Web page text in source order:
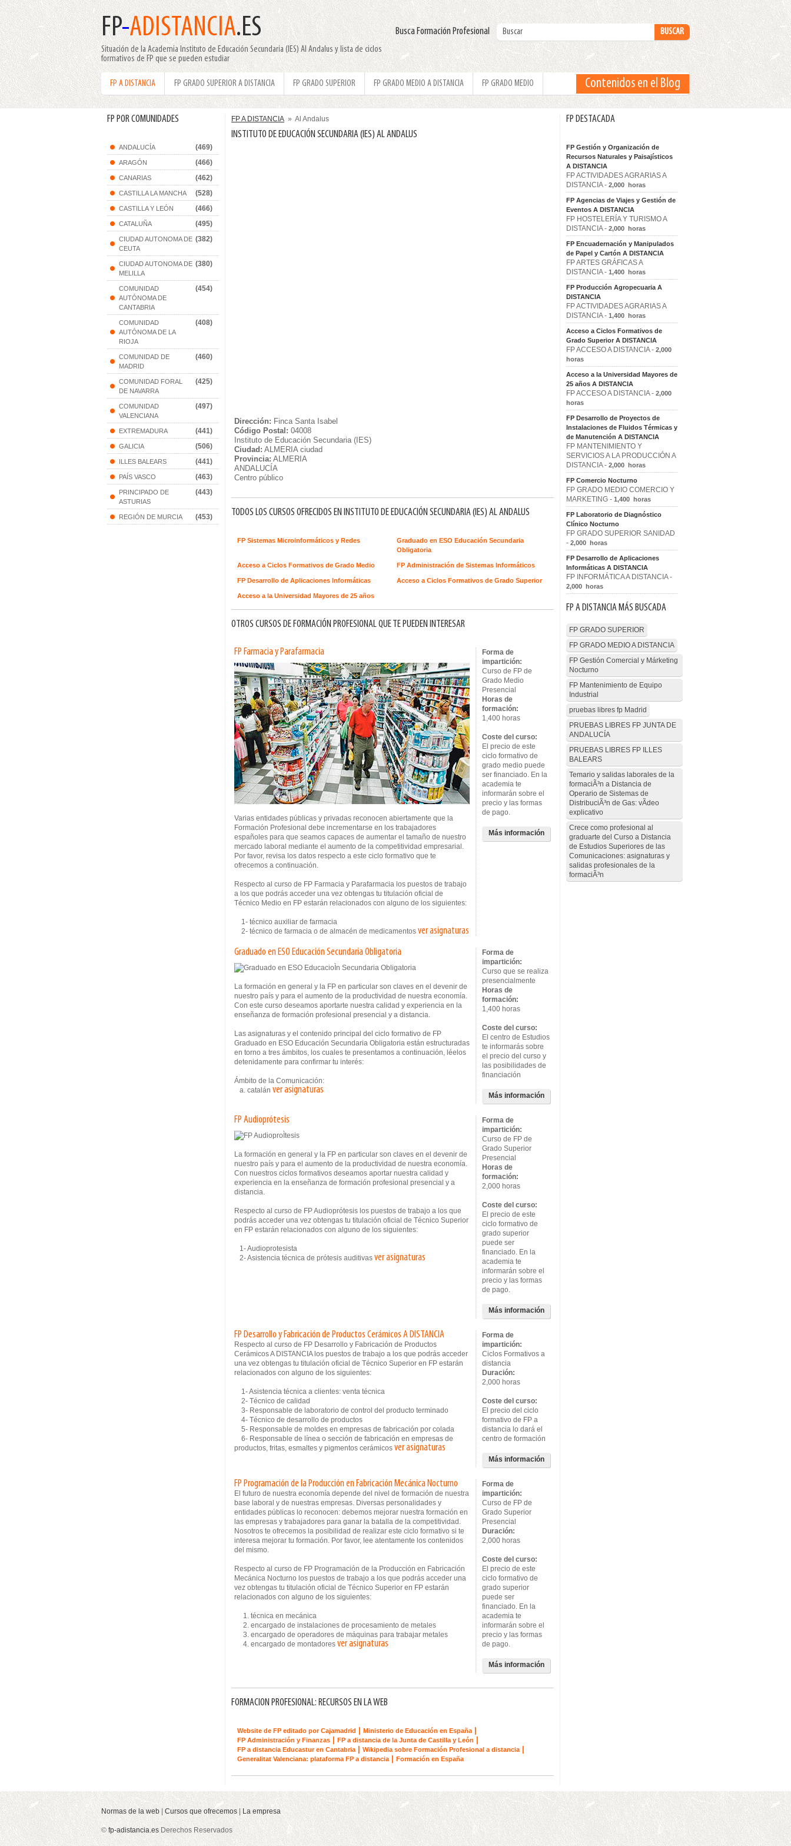
FP-ADISTANCIA.ES
Situación de la Academia Instituto de Educación Secundaria (IES) Al Andalus y lista de ciclos
formativos de FP que se pueden estudiar
Busca Formación Profesional
FP A DISTANCIA FP GRADO SUPERIOR A DISTANCIA FP GRADO SUPERIOR FP GRADO MEDIO A DISTANCIA FP GRADO MEDIO Contenidos en el Blog
FP POR COMUNIDADES
ANDALUCÍA (469)
ARAGÓN (466)
CANARIAS (462)
CASTILLA LA MANCHA (528)
CASTILLA Y LEÓN (466)
CATALUÑA (495)
CIUDAD AUTONOMA DE
CEUTA
(382)
CIUDAD AUTONOMA DE
MELILLA
(380)
COMUNIDAD
AUTÓNOMA DE
CANTABRIA
(454)
COMUNIDAD
AUTÓNOMA DE LA
RIOJA
(408)
COMUNIDAD DE
MADRID
(460)
COMUNIDAD FORAL
DE NAVARRA
(425)
COMUNIDAD
VALENCIANA
(497)
EXTREMADURA (441)
GALICIA (506)
ILLES BALEARS (441)
PAÍS VASCO (463)
PRINCIPADO DE
ASTURIAS
(443)
REGIÓN DE MURCIA (453)
FP A DISTANCIA » Al Andalus
INSTITUTO DE EDUCACIÓN SECUNDARIA (IES) AL ANDALUS
Dirección: Finca Santa Isabel
Código Postal: 04008
Instituto de Educación Secundaria (IES)
Ciudad: ALMERIA ciudad
Provincia: ALMERIA
ANDALUCÍA
Centro público
TODOS LOS CURSOS OFRECIDOS EN INSTITUTO DE EDUCACIÓN SECUNDARIA (IES) AL ANDALUS
FP Sistemas Microinformáticos y Redes
Graduado en ESO Educación Secundaria
Obligatoria
Acceso a Ciclos Formativos de Grado Medio FP Administración de Sistemas Informáticos
FP Desarrollo de Aplicaciones Informáticas Acceso a Ciclos Formativos de Grado Superior
Acceso a la Universidad Mayores de 25 años
OTROS CURSOS DE FORMACIÓN PROFESIONAL QUE TE PUEDEN INTERESAR
FP Farmacia y Parafarmacia
Varias entidades públicas y privadas reconocen abiertamente que la
Formación Profesional debe incrementarse en los trabajadores
españoles para que seamos capaces de aumentar el tamaño de nuestro
mercado laboral mediante el aumento de la competitividad empresarial.
Por favor, revisa los datos respecto a este ciclo formativo que te
ofrecemos a continuación.
Respecto al curso de FP Farmacia y Parafarmacia los puestos de trabajo
a los que podrás acceder una vez obtengas tu titulación oficial de
Técnico Medio en FP estarán relacionados con alguno de los siguientes:
1- técnico auxiliar de farmacia
2- técnico de farmacia o de almacén de medicamentos ver asignaturas
Forma de
impartición:
Curso de FP de
Grado Medio
Presencial
Horas de
formación:
1,400 horas
Coste del curso:
El precio de este
ciclo formativo de
grado medio puede
ser financiado. En la
academia te
informarán sobre el
precio y las formas
de pago.
Más información
Graduado en ESO Educación Secundaria Obligatoria
La formación en general y la FP en particular son claves en el devenir de
nuestro país y para el aumento de la productividad de nuestra economía.
Con este curso deseamos aportarte nuestra calidad y experiencia en la
enseñanza de formación profesional presencial y a distancia.
Las asignaturas y el contenido principal del ciclo formativo de FP
Graduado en ESO Educación Secundaria Obligatoria están estructuradas
en torno a tres ámbitos, los cuales te presentamos a continuación, léelos
detenidamente para confirmar tu interés:
Ámbito de la Comunicación:
a. catalán ver asignaturas
Forma de
impartición:
Curso que se realiza
presencialmente
Horas de
formación:
1,400 horas
Coste del curso:
El centro de Estudios
te informarás sobre
el precio del curso y
las posibilidades de
financiación
Más información
FP Audioprótesis
La formación en general y la FP en particular son claves en el devenir de
nuestro país y para el aumento de la productividad de nuestra economía.
Con nuestros ciclos formativos deseamos aportar nuestra calidad y
experiencia en la enseñanza de formación profesional presencial y a
distancia.
Respecto al curso de FP Audioprótesis los puestos de trabajo a los que
podrás acceder una vez obtengas tu titulación oficial de Técnico Superior
en FP estarán relacionados con alguno de los siguientes:
1- Audioprotesista
2- Asistencia técnica de prótesis auditivas ver asignaturas
Forma de
impartición:
Curso de FP de
Grado Superior
Presencial
Horas de
formación:
2,000 horas
Coste del curso:
El precio de este
ciclo formativo de
grado superior
puede ser
financiado. En la
academia te
informarán sobre el
precio y las formas
de pago.
Más información
FP Desarrollo y Fabricación de Productos Cerámicos A DISTANCIA
Respecto al curso de FP Desarrollo y Fabricación de Productos
Cerámicos A DISTANCIA los puestos de trabajo a los que podrás acceder
una vez obtengas tu titulación oficial de Técnico Superior en FP estarán
relacionados con alguno de los siguientes:
1- Asistencia técnica a clientes: venta técnica
2- Técnico de calidad
3- Responsable de laboratorio de control del producto terminado
4- Técnico de desarrollo de productos
5- Responsable de moldes en empresas de fabricación por colada
6- Responsable de línea o sección de fabricación en empresas de
productos, fritas, esmaltes y pigmentos cerámicos ver asignaturas
Forma de
impartición:
Ciclos Formativos a
distancia
Duración:
2,000 horas
Coste del curso:
El precio del ciclo
formativo de FP a
distancia lo dará el
centro de formación
Más información
FP Programación de la Producción en Fabricación Mecánica Nocturno
El futuro de nuestra economía depende del nivel de formación de nuestra
base laboral y de nuestras empresas. Diversas personalidades y
entidades públicas lo reconocen: debemos mejorar nuestra formación en
las empresas y trabajadores para ganar la batalla de la competitividad.
Nosotros te ofrecemos la posibilidad de realizar este ciclo formativo si te
interesa mejorar tu formación. Por favor, lee atentamente los contenidos
del mismo.
Respecto al curso de FP Programación de la Producción en Fabricación
Mecánica Nocturno los puestos de trabajo a los que podrás acceder una
vez obtengas tu titulación oficial de Técnico Superior en FP estarán
relacionados con alguno de los siguientes:
1. técnica en mecánica
2. encargado de instalaciones de procesamiento de metales
3. encargado de operadores de máquinas para trabajar metales
4. encargado de montadores ver asignaturas
Forma de
impartición:
Curso de FP de
Grado Superior
Presencial
Duración:
2,000 horas
Coste del curso:
El precio de este
ciclo formativo de
grado superior
puede ser
financiado. En la
academia te
informarán sobre el
precio y las formas
de pago.
Más información
FORMACION PROFESIONAL: RECURSOS EN LA WEB
Website de FP editado por Cajamadrid Ministerio de Educación en España
FP Administración y Finanzas FP a distancia de la Junta de Castilla y León
FP a distancia Educastur en Cantabria Wikipedia sobre Formación Profesional a distancia
Generalitat Valenciana: plataforma FP a distancia Formación en España
FP DESTACADA
FP Gestión y Organización de
Recursos Naturales y Paisajísticos
A DISTANCIA
FP ACTIVIDADES AGRARIAS A
DISTANCIA - 2,000 horas
FP Agencias de Viajes y Gestión de
Eventos A DISTANCIA
FP HOSTELERÍA Y TURISMO A
DISTANCIA - 2,000 horas
FP Encuadernación y Manipulados
de Papel y Cartón A DISTANCIA
FP ARTES GRÁFICAS A
DISTANCIA - 1,400 horas
FP Producción Agropecuaria A
DISTANCIA
FP ACTIVIDADES AGRARIAS A
DISTANCIA - 1,400 horas
Acceso a Ciclos Formativos de
Grado Superior A DISTANCIA
FP ACCESO A DISTANCIA - 2,000
horas
Acceso a la Universidad Mayores de
25 años A DISTANCIA
FP ACCESO A DISTANCIA - 2,000
horas
FP Desarrollo de Proyectos de
Instalaciones de Fluidos Térmicas y
de Manutención A DISTANCIA
FP MANTENIMIENTO Y
SERVICIOS A LA PRODUCCIÓN A
DISTANCIA - 2,000 horas
FP Comercio Nocturno
FP GRADO MEDIO COMERCIO Y
MARKETING - 1,400 horas
FP Laboratorio de Diagnóstico
Clínico Nocturno
FP GRADO SUPERIOR SANIDAD
- 2,000 horas
FP Desarrollo de Aplicaciones
Informáticas A DISTANCIA
FP INFORMÁTICA A DISTANCIA -
2,000 horas
FP A DISTANCIA MÁS BUSCADA
FP GRADO SUPERIOR
FP GRADO MEDIO A DISTANCIA
FP Gestión Comercial y Márketing
Nocturno
FP Mantenimiento de Equipo
Industrial
pruebas libres fp Madrid
PRUEBAS LIBRES FP JUNTA DE
ANDALUCÍA
PRUEBAS LIBRES FP ILLES
BALEARS
Temario y salidas laborales de la
formaciÃ³n a Distancia de
Operario de Sistemas de
DistribuciÃ³n de Gas: vÃ­deo
explicativo
Crece como profesional al
graduarte del Curso a Distancia
de Estudios Superiores de las
Comunicaciones: asignaturas y
salidas profesionales de la
formaciÃ³n
Normas de la web Cursos que ofrecemos La empresa
© fp-adistancia.es Derechos Reservados